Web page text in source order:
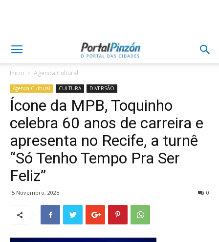
Inicio Agenda Cultural
Agenda Cultural CULTURA DIVERSÃO
Ícone da MPB, Toquinho
celebra 60 anos de carreira e
apresenta no Recife, a turnê
“Só Tenho Tempo Pra Ser
Feliz”
5 Novembro, 2025 0